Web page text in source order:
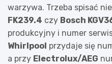
warzywa. Trzeba spisać
FK239.4 czy Bosch
produkcyjny i numer
Whirlpool przydaje się
a przy Electrolux/AEG